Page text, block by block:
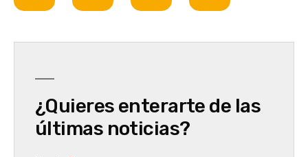
¿Quieres enterarte de las
últimas noticias?